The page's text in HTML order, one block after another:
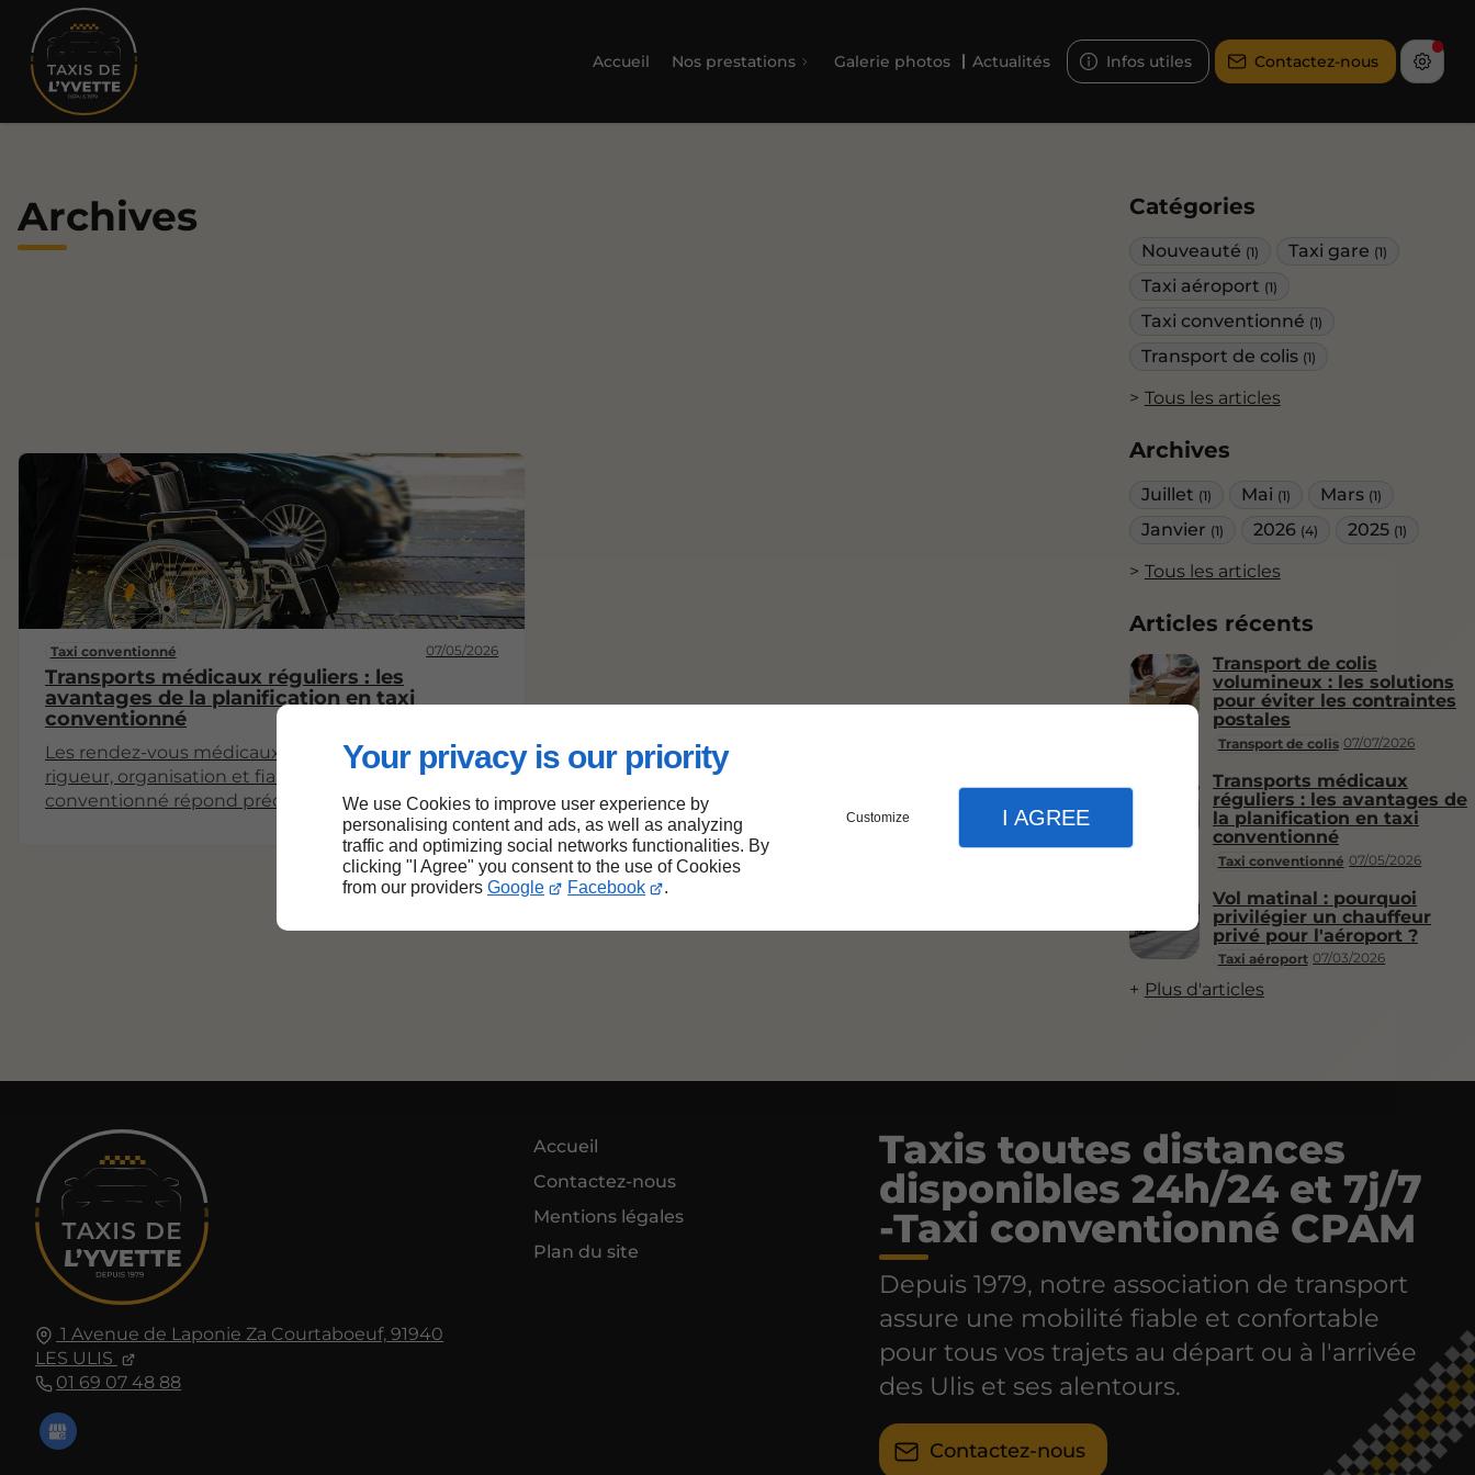
Your privacy is our priority
We use Cookies to improve user experience by
personalising content and ads, as well as analyzing
traffic and optimizing social networks functionalities. By
clicking "I Agree" you consent to the use of Cookies
from our providers Google Facebook .
Customize I AGREE
Accueil Nos prestations Galerie photos Actualités Infos utiles Contactez-nous
Catégories
Nouveauté (1) Taxi gare (1)
Taxi aéroport (1)
Taxi conventionné (1)
Transport de colis (1)
Tous les articles
Archives
Juillet (1) Mai (1) Mars (1)
Janvier (1) 2026 (4) 2025 (1)
Tous les articles
Articles récents
Transport de colis 07/07/2026
Transport de colis
volumineux : les solutions
pour éviter les contraintes
postales
Taxi conventionné 07/05/2026
Transports médicaux
réguliers : les avantages de
la planification en taxi
conventionné
Taxi aéroport 07/03/2026
Vol matinal : pourquoi
privilégier un chauffeur
privé pour l'aéroport ?
Plus d'articles
Archives
Taxi conventionné 07/05/2026
Transports médicaux réguliers : les
avantages de la planification en taxi
conventionné
Les rendez-vous médicaux réguliers demandent
rigueur, organisation et fiabilité. Le taxi
conventionné répond précisément à ces exigences
en offrant un transport adapté, ponctuel et pris en
charge par l’Assurance Maladie sous conditions. En
planifiant vos trajets à l’avance, vous évitez les
imprévus et gagnez en sérénité. Chauffeurs
formés, confort du véhicule et respect des horaires
1 Avenue de Laponie Za Courtaboeuf, 91940
LES ULIS
01 69 07 48 88
Accueil
Contactez-nous
Mentions légales
Plan du site
Taxis toutes distances
disponibles 24h/24 et 7j/7
-Taxi conventionné CPAM
Depuis 1979, notre association de transport
assure une mobilité fiable et confortable
pour tous vos trajets au départ ou à l'arrivée
des Ulis et ses alentours.
Contactez-nous